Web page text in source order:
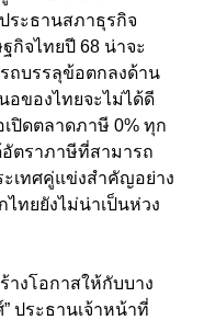
ระธานสภาธุรกิจ
กิจไทยปี 68 น่าจะ
ถบรรลุข้อตกลงด้าน
อของไทยจะไม่ได้ดี
ปิดตลาดภาษี 0% ทุก
อัตราภาษีที่สามารถ
เทศคู่แข่งสำคัญอย่าง
ทยยังไม่น่าเป็นห่วง
างโอกาสให้กับบาง
ประธานเจ้าหน้าที่